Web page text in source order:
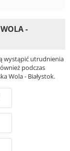
-
wystąpić utrudnienia
podczas
Wola - Białystok.